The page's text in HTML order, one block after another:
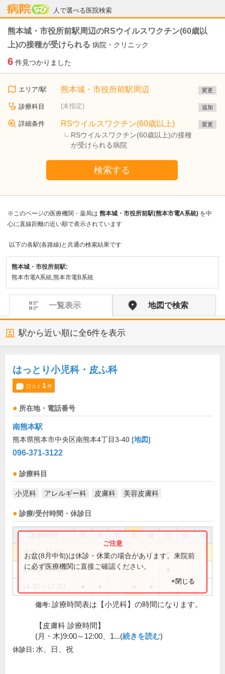
人で選べる医院検索
病院なび
熊本城・市役所前駅周辺のRSウイルスワクチン(60歳以
上)の接種が受けられる 病院・クリニック
6 件見つかりました
エリア/駅 熊本城・市役所前駅周辺 変更
診療科目 (未指定) 追加
詳細条件 RSウイルスワクチン(60歳以上)
RSウイルスワクチン(60歳以上)の接種
が受けられる病院
変更
検索する
※このページの医療機関・薬局は 熊本城・市役所前駅(熊本市電A系統) を中
心に直線距離の近い順で表示されています
以下の各駅(各路線)と共通の検索結果です
熊本城・市役所前駅:
熊本市電A系統,熊本市電B系統
一覧表示 地図で検索
駅から近い順に全6件を表示
はっとり小児科・皮ふ科
口コミ 1件
所在地・電話番号
南熊本駅
熊本県熊本市中央区南熊本4丁目3-40 [地図]
096-371-3122
診療科目
小児科 アレルギー科 皮膚科 美容皮膚科
診療/受付時間・休診日
祝
8:30～11:30 ● ● ● ●
13:30～16:00
お盆(8月中旬)は休診・休業の場合があります。来院前
に必ず医療機関に直接ご確認ください。
×閉じる
備考: 診療時間表は【小児科】の時間になります。
【皮膚科 診療時間】
(月・木)9:00～12:00、1...(続きを読む)
休診日: 水、日、祝